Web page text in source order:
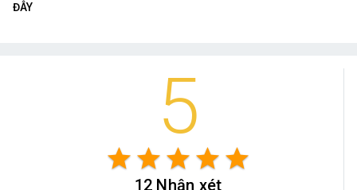
ĐÂY
5
star star star star star
12 Nhận xét